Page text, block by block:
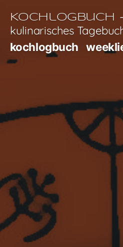
Inhalt
springen
Kochlogbuch
kulinarisches
kochlogbuch